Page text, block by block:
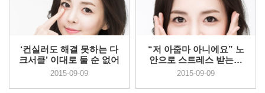
‘컨실러도 해결 못하는 다
크서클’ 이대로 둘 순 없어
2015-09-09
“저 아줌마 아니에요” 노
안으로 스트레스 받는다
면?
2015-09-09